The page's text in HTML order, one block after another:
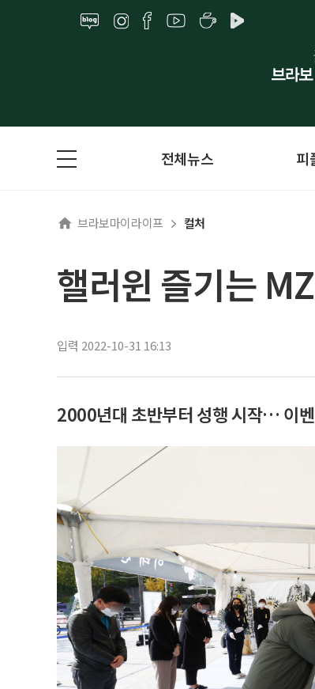
전체뉴스 피
브라보마이라이프 컬처
핼러윈 즐기는
입력 2022-10-31 16:13
2000년대 초반부터 성행 시작… 이